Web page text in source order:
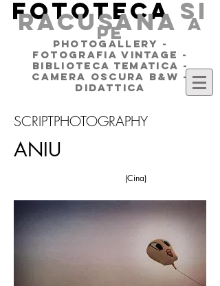
FOTOTECA SI
RACUSANAa
pe
PHOTOGALLERY -
FOTOGRAFIA VINTAGE -
BIBLIOTECA TEMATICA -
CAMERA OSCURA B&W -
DIDATTICA
SCRIPTPHOTOGRAPHY
ANIU
(Cina)